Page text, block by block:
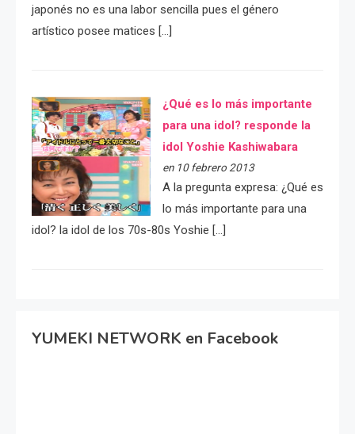
japonés no es una labor sencilla pues el género
artístico posee matices […]
¿Qué es lo más importante
para una idol? responde la
idol Yoshie Kashiwabara
en 10 febrero 2013
A la pregunta expresa: ¿Qué es
lo más importante para una
idol? la idol de los 70s-80s Yoshie […]
YUMEKI NETWORK en Facebook